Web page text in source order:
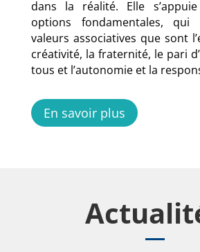
dans la réalité. Elle
options fondamentales, qui
valeurs associatives que sont
créativité, la fraternité, le pari
tous et l’autonomie et la
En savoir plus